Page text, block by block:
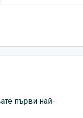
първи най-